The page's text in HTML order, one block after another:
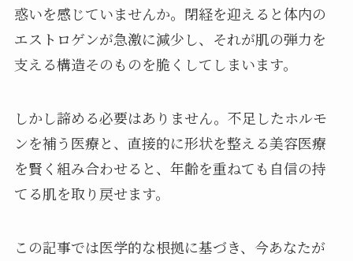
惑いを感じていませんか。閉経を迎えると体内の
エストロゲンが急激に減少し、それが肌の弾力を
支える構造そのものを脆くしてしまいます。
しかし諦める必要はありません。不足したホルモ
ンを補う医療と、直接的に形状を整える美容医療
を賢く組み合わせると、年齢を重ねても自信の持
てる肌を取り戻せます。
この記事では医学的な根拠に基づき、今あなたが